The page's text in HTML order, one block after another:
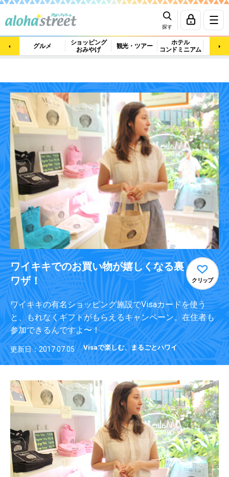
探す
グルメ
ショッピング
おみやげ
観光・ツアー
ホテル
コンドミニアム
マッ
ワイキキでのお買い物が嬉しくなる裏
ワザ！
クリップ
ワイキキの有名ショッピング施設でVisaカードを使う
と、もれなくギフトがもらえるキャンペーン。在住者も
参加できるんですよ〜！
更新日：2017.07.05 Visaで楽しむ、まるごとハワイ